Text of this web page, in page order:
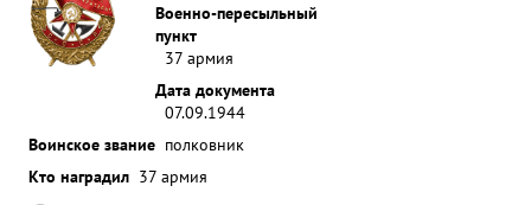
Военно-пересыльный
пункт
37 армия
Дата документа
07.09.1944
Воинское звание полковник
Кто наградил 37 армия